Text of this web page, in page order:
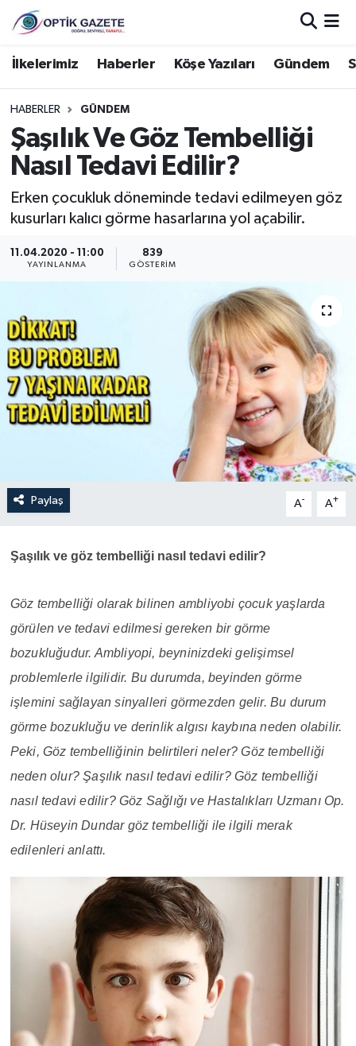
İlkelerimiz Haberler Köşe Yazıları Gündem
HABERLER GÜNDEM
Şaşılık Ve Göz Tembelliği
Nasıl Tedavi Edilir?
Erken çocukluk döneminde tedavi edilmeyen göz
kusurları kalıcı görme hasarlarına yol açabilir.
11.04.2020 - 11:00
YAYINLANMA
839
GÖSTERIM
Paylaş A- A+
Şaşılık ve göz tembelliği nasıl tedavi edilir?
Göz tembelliği olarak bilinen ambliyobi çocuk yaşlarda
görülen ve tedavi edilmesi gereken bir görme
bozukluğudur. Ambliyopi, beyninizdeki gelişimsel
problemlerle ilgilidir. Bu durumda, beyinden görme
işlemini sağlayan sinyalleri görmezden gelir. Bu durum
görme bozukluğu ve derinlik algısı kaybına neden olabilir.
Peki, Göz tembelliğinin belirtileri neler? Göz tembelliği
neden olur? Şaşılık nasıl tedavi edilir? Göz tembelliği
nasıl tedavi edilir? Göz Sağlığı ve Hastalıkları Uzmanı Op.
Dr. Hüseyin Dundar göz tembelliği ile ilgili merak
edilenleri anlattı.
Nöbetçi Eczaneler
Hava Durumu
İstanbul Namaz Vakitleri
Süper Lig Puan Durumu ve Fikstür
Tüm Manşetler
Haber Arşivi